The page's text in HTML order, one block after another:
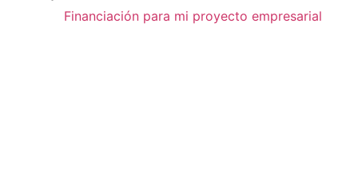
Financiación para mi proyecto empresarial